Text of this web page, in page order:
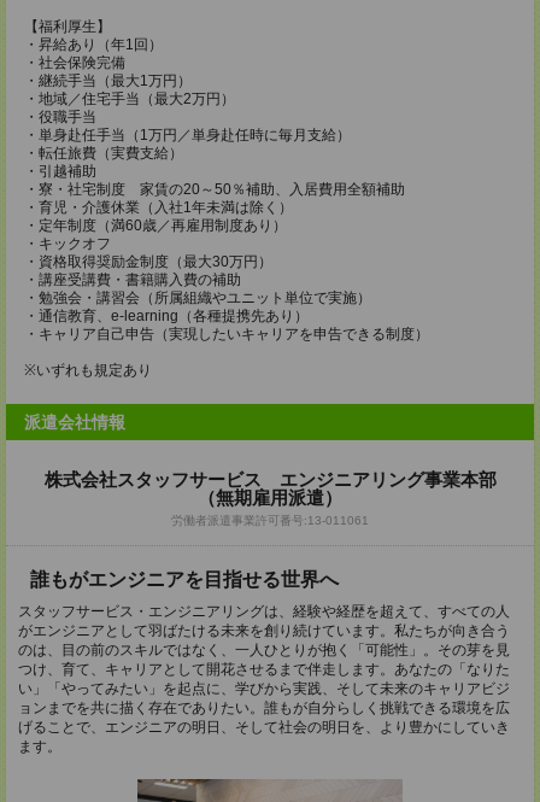
【福利厚生】
・昇給あり（年1回）
・社会保険完備
・継続手当（最大1万円）
・地域／住宅手当（最大2万円）
・役職手当
・単身赴任手当（1万円／単身赴任時に毎月支給）
・転任旅費（実費支給）
・引越補助
・寮・社宅制度 家賃の20～50％補助、入居費用全額補助
・育児・介護休業（入社1年未満は除く）
・定年制度（満60歳／再雇用制度あり）
・キックオフ
・資格取得奨励金制度（最大30万円）
・講座受講費・書籍購入費の補助
・勉強会・講習会（所属組織やユニット単位で実施）
・通信教育、e-learning（各種提携先あり）
・キャリア自己申告（実現したいキャリアを申告できる制度）
※いずれも規定あり
派遣会社情報
株式会社スタッフサービス エンジニアリング事業本部
（無期雇用派遣）
労働者派遣事業許可番号:13-011061
誰もがエンジニアを目指せる世界へ
スタッフサービス・エンジニアリングは、経験や経歴を超えて、すべての人
がエンジニアとして羽ばたける未来を創り続けています。私たちが向き合う
のは、目の前のスキルではなく、一人ひとりが抱く「可能性」。その芽を見
つけ、育て、キャリアとして開花させるまで伴走します。あなたの「なりた
い」「やってみたい」を起点に、学びから実践、そして未来のキャリアビジ
ョンまでを共に描く存在でありたい。誰もが自分らしく挑戦できる環境を広
げることで、エンジニアの明日、そして社会の明日を、より豊かにしていき
ます。